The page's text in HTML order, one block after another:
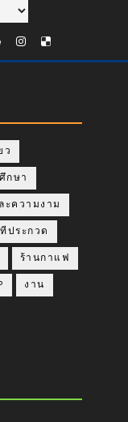
ว
กษา
ะความงาม
ทีประกวด
ร้านกาแฟ
งาน